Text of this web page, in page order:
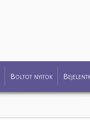
Boltot nyitok